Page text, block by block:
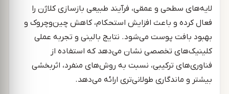
لایه‌های سطحی و عمقی، فرآیند طبیعی بازسازی کلاژن را
فعال کرده و باعث افزایش استحکام، کاهش چین‌وچروک و
بهبود بافت پوست می‌شود. نتایج بالینی و تجربه عملی
کلینیک‌های تخصصی نشان می‌دهد که استفاده از
فناوری‌های ترکیبی، نسبت به روش‌های منفرد، اثربخشی
بیشتر و ماندگاری طولانی‌تری ارائه می‌دهد.